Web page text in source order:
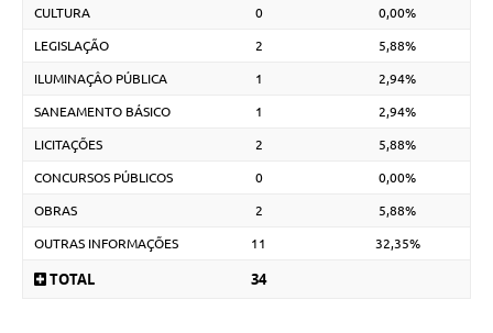
CULTURA 0 0,00%
LEGISLAÇÃO 2 5,88%
ILUMINAÇÂO PÚBLICA 1 2,94%
SANEAMENTO BÁSICO 1 2,94%
LICITAÇÕES 2 5,88%
CONCURSOS PÚBLICOS 0 0,00%
OBRAS 2 5,88%
OUTRAS INFORMAÇÕES 11 32,35%
TOTAL 34